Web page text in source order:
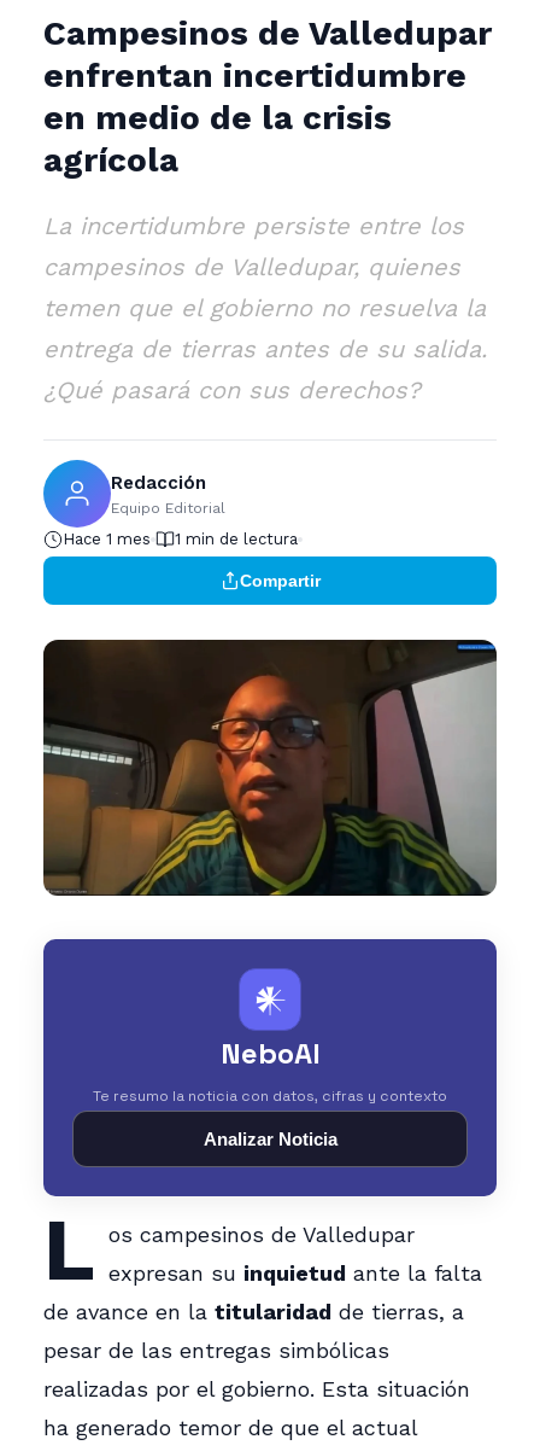
Campesinos de Valledupar
enfrentan incertidumbre
en medio de la crisis
agrícola
La incertidumbre persiste entre los
campesinos de Valledupar, quienes
temen que el gobierno no resuelva la
entrega de tierras antes de su salida.
¿Qué pasará con sus derechos?
Redacción
Equipo Editorial
Hace 1 mes 1 min de lectura
Compartir
𒀭
NeboAI
Te resumo la noticia con datos, cifras y contexto
Analizar Noticia
L
os campesinos de Valledupar
expresan su inquietud ante la falta
de avance en la titularidad de tierras, a
pesar de las entregas simbólicas
realizadas por el gobierno. Esta situación
ha generado temor de que el actual